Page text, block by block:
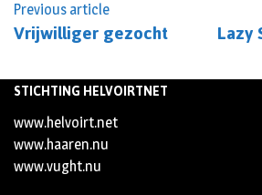
Previous article
Vrijwilliger gezocht Lazy
STICHTING HELVOIRTNET
www.helvoirt.net
www.haaren.nu
www.vught.nu